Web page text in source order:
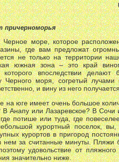
причерноморья
Черное море, которое
где вам предложат
не только на территории
южная зона – это край
которого впоследствии
моря, согретый
и вину из него
на юге имеет очень большое
В Анапу или Лазаревское? В
потише или туда, где
курортный поселок,
курортов в пригород
нем за считанные минуты. Пляжи
удовольствие от
значительно ниже.